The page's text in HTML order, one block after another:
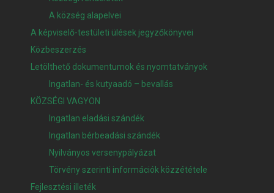
A község alapelvei
A képviselő-testületi ülések jegyzőkönyvei
Közbeszerzés
Letölthető dokumentumok és nyomtatványok
Ingatlan- és kutyaadó – bevallás
KÖZSÉGI VAGYON
Ingatlan eladási szándék
Ingatlan bérbeadási szándék
Nyilványos versenypályázat
Törvény szerinti információk közzététele
Fejlesztési illeték